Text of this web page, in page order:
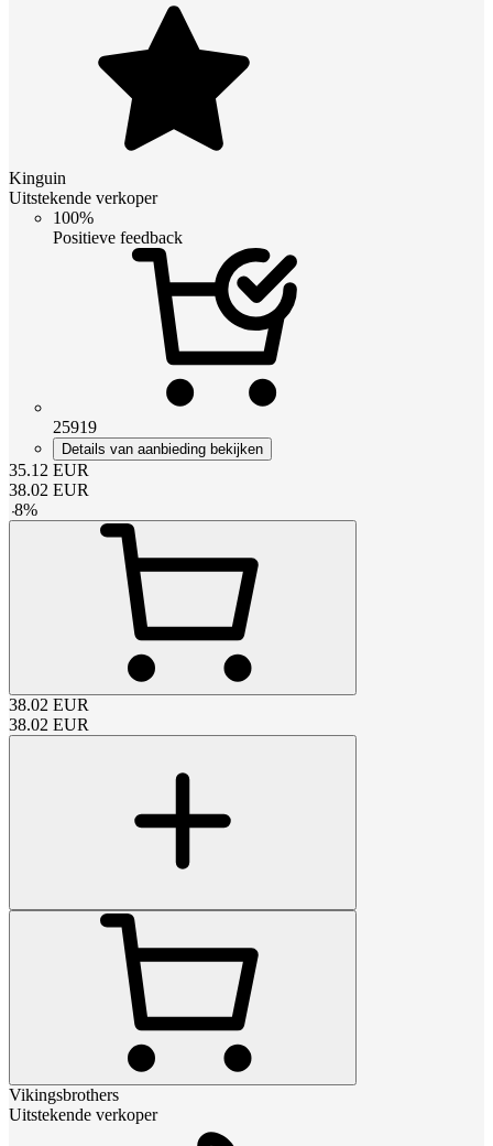
Kinguin
Uitstekende verkoper
100%
Positieve feedback
25919
Details van aanbieding bekijken
35.12 EUR
38.02 EUR
-8%
38.02 EUR
38.02 EUR
Vikingsbrothers
Uitstekende verkoper